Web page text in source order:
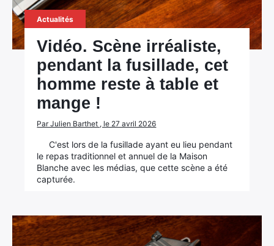
Actualités
Vidéo. Scène irréaliste,
pendant la fusillade, cet
homme reste à table et
mange !
Par Julien Barthet , le 27 avril 2026
C'est lors de la fusillade ayant eu lieu pendant
le repas traditionnel et annuel de la Maison
Blanche avec les médias, que cette scène a été
capturée.